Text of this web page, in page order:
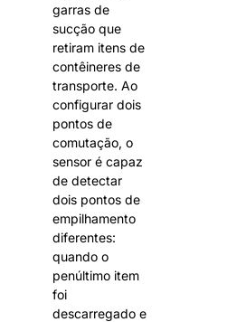
garras de
sucção que
retiram itens de
contêineres de
transporte. Ao
configurar dois
pontos de
comutação, o
sensor é capaz
de detectar
dois pontos de
empilhamento
diferentes:
quando o
penúltimo item
foi
descarregado e